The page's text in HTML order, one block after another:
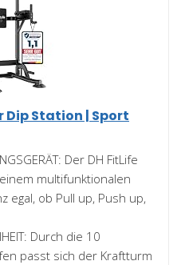
Dip Station | Sport
Der DH FitLife
multifunktionalen
egal, ob Pull up, Push up,
Durch die 10
passt sich der Kraftturm